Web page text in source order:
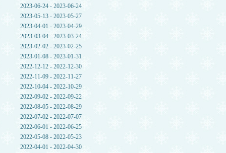
2023-06-24 - 2023-06-24
2023-05-13 - 2023-05-27
2023-04-01 - 2023-04-29
2023-03-04 - 2023-03-24
2023-02-02 - 2023-02-25
2023-01-08 - 2023-01-31
2022-12-12 - 2022-12-30
2022-11-09 - 2022-11-27
2022-10-04 - 2022-10-29
2022-09-02 - 2022-09-22
2022-08-05 - 2022-08-29
2022-07-02 - 2022-07-07
2022-06-01 - 2022-06-25
2022-05-08 - 2022-05-23
2022-04-01 - 2022-04-30